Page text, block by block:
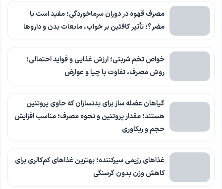
مصرف قهوه در دوران سرماخوردگی؛ مفید است یا
مضر؟؛ تأثیر کافئین بر خواب، مایعات بدن و داروها
خواص تخم شربتی؛ ارزش غذایی و فواید احتمالی؛
روش مصرف، تفاوت با چیا و عوارض
گیاهان عضله ساز برای بدنسازان که حاوی پروتئین
هستند؛ مقدار پروتئین و نحوه مصرف؛ مناسب افزایش
حجم و ریکاوری
غذاهای رژیمی سیرکننده؛ بهترین غذاهای کم‌کالری برای
کاهش وزن بدون گرسنگی